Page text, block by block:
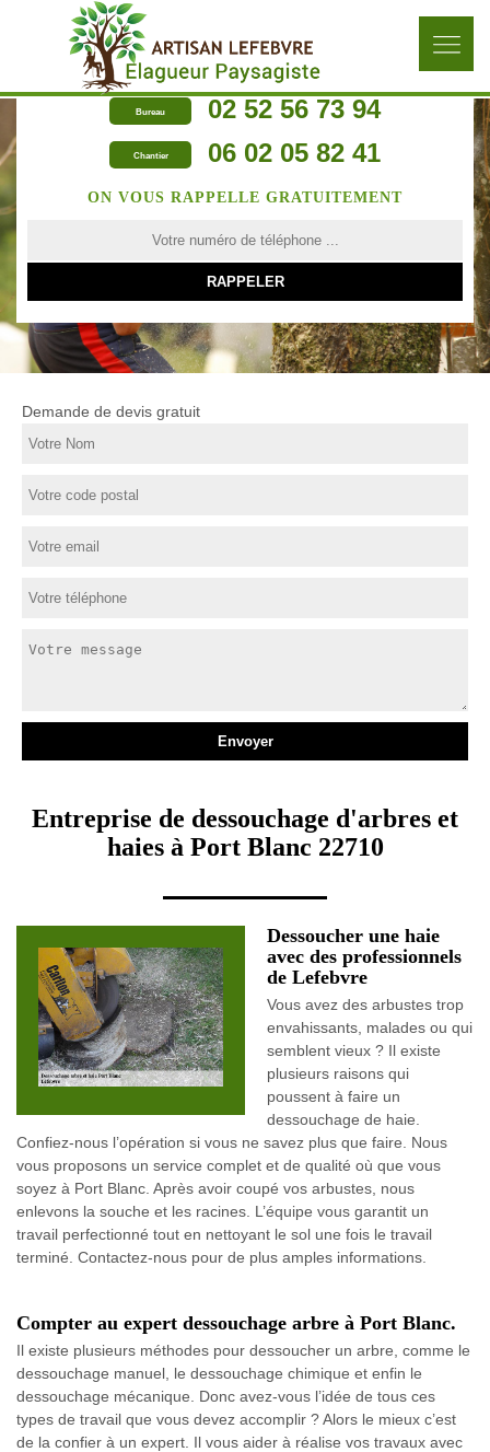
Bureau 02 52 56 73 94
Chantier 06 02 05 82 41
ON VOUS RAPPELLE GRATUITEMENT
Demande de devis gratuit
Entreprise de dessouchage d'arbres et
haies à Port Blanc 22710
Dessoucher une haie
avec des professionnels
de Lefebvre
Vous avez des arbustes trop
envahissants, malades ou qui
semblent vieux ? Il existe
plusieurs raisons qui
poussent à faire un
dessouchage de haie.
Confiez-nous l’opération si vous ne savez plus que faire. Nous
vous proposons un service complet et de qualité où que vous
soyez à Port Blanc. Après avoir coupé vos arbustes, nous
enlevons la souche et les racines. L’équipe vous garantit un
travail perfectionné tout en nettoyant le sol une fois le travail
terminé. Contactez-nous pour de plus amples informations.
Compter au expert dessouchage arbre à Port Blanc.
Il existe plusieurs méthodes pour dessoucher un arbre, comme le
dessouchage manuel, le dessouchage chimique et enfin le
dessouchage mécanique. Donc avez-vous l’idée de tous ces
types de travail que vous devez accomplir ? Alors le mieux c’est
de la confier à un expert. Il vous aider à réalise vos travaux avec